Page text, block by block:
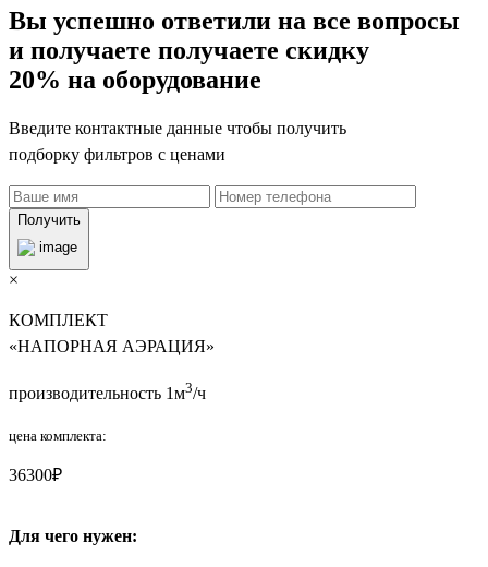
Вы успешно ответили на все вопросы
и получаете получаете скидку
20% на оборудование
Введите контактные данные чтобы получить
подборку фильтров с ценами
Получить
×
КОМПЛЕКТ
«НАПОРНАЯ АЭРАЦИЯ»
производительность 1м3/ч
цена комплекта:
36300₽
Для чего нужен: